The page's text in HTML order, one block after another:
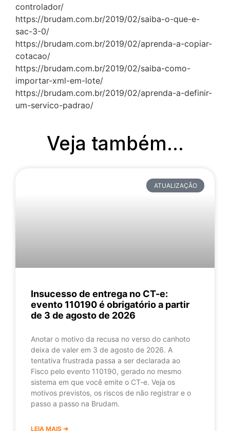
controlador/
https://brudam.com.br/2019/02/saiba-o-que-e-
sac-3-0/
https://brudam.com.br/2019/02/aprenda-a-copiar-
cotacao/
https://brudam.com.br/2019/02/saiba-como-
importar-xml-em-lote/
https://brudam.com.br/2019/02/aprenda-a-definir-
um-servico-padrao/
Veja também...
ATUALIZAÇÃO
Insucesso de entrega no CT-e:
evento 110190 é obrigatório a partir
de 3 de agosto de 2026
Anotar o motivo da recusa no verso do canhoto
deixa de valer em 3 de agosto de 2026. A
tentativa frustrada passa a ser declarada ao
Fisco pelo evento 110190, gerado no mesmo
sistema em que você emite o CT-e. Veja os
motivos previstos, os riscos de não registrar e o
passo a passo na Brudam.
LEIA MAIS ➔